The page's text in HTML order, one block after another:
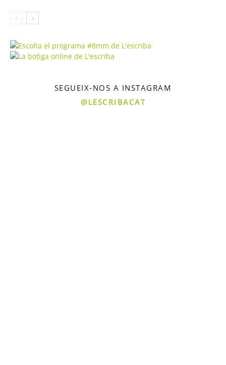
SEGUEIX-NOS A INSTAGRAM
@LESCRIBACAT